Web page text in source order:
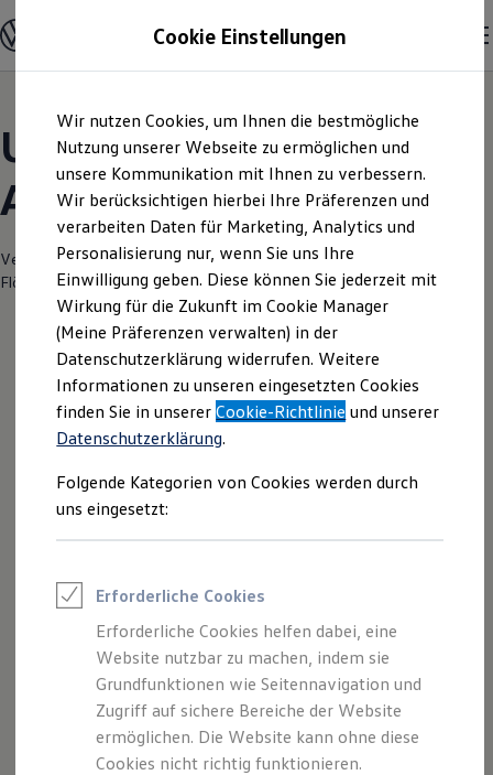
Hauptinhalt
springen
Footer
springen
Modelle und Konfigurator
Konfigurator
Modelle vergleichen
Elektroautos
ENERGY Sondermodelle
Nutzfahrzeuge
SUV und CUV
Familienautos
Kombis
Kompaktwagen
Sportwagen
Schnell verfügbare Fahrzeuge
Angebote und Produkte
Aktuelle Angebote
E-Auto-Förderung
Volkswagen Marktplatz
Die ENERGY Sondermodelle
Junge Gebrauchtwagen und Gebrauchtwagen
Volkswagen Zertifizierte Gebrauchtwagen
Elektromobilität bei Gebrauchtwagen
Saisonangebote
Reifenpakete
Leasing
Leasing-Angebote
Elektroauto Leasing
Kleinwagen-Leasing
Leasing ohne Anzahlung
Finanzierung
Autokredit mit Schlussrate
Versicherungen und Garantien
Kfz-Versicherung
Restschuldversicherungen
Garantien
Unsere aktuellen
Angebote und mehr
Verantwortlich für die Inhalte auf dieser Seite ist die Auto Schmitt
Flörsheim GmbH(Impressum & Rechtliches)
Leider haben wir im Moment keine
aktuellen Angebote
Ihre
Schritte
Probefahrt vereinbaren
Cookie Einstellungen
Wir nutzen Cookies, um Ihnen die bestmögliche
Nutzung unserer Webseite zu ermöglichen und
unsere Kommunikation mit Ihnen zu verbessern.
Wir berücksichtigen hierbei Ihre Präferenzen und
verarbeiten Daten für Marketing, Analytics und
Personalisierung nur, wenn Sie uns Ihre
Einwilligung geben. Diese können Sie jederzeit mit
Wirkung für die Zukunft im Cookie Manager
(Meine Präferenzen verwalten) in der
Datenschutzerklärung widerrufen. Weitere
Informationen zu unseren eingesetzten Cookies
finden Sie in unsererCookie-Richtlinie und unserer
Datenschutzerklärung.
Folgende Kategorien von Cookies werden durch
uns eingesetzt:
Erforderliche Cookies
Erforderliche Cookies helfen dabei, eine
Website nutzbar zu machen, indem sie
Grundfunktionen wie Seitennavigation und
Zugriff auf sichere Bereiche der Website
ermöglichen. Die Website kann ohne diese
Cookies nicht richtig funktionieren.